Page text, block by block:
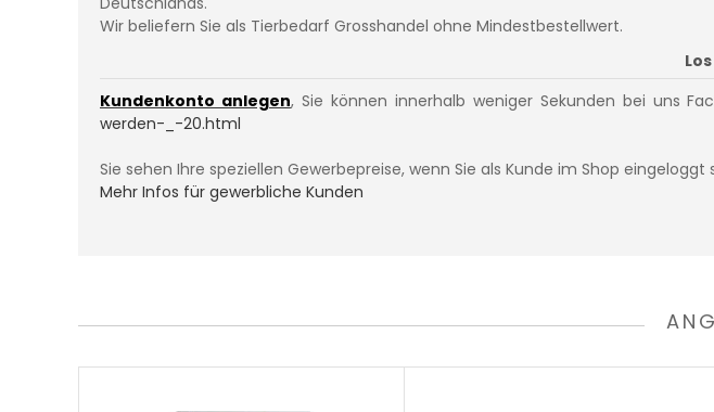
Wir beliefern Sie als Tierbedarf Grosshandel ohne Mindestbestellwert.
Kundenkonto anlegen, Sie können innerhalb weniger Sekunden bei uns
werden-_-20.html
Sie sehen Ihre speziellen Gewerbepreise, wenn Sie als Kunde im Shop eingeloggt
Mehr Infos für gewerbliche Kunden